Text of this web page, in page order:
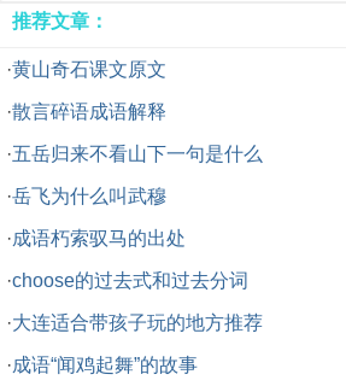
推荐文章：
·黄山奇石课文原文
·散言碎语成语解释
·五岳归来不看山下一句是什么
·岳飞为什么叫武穆
·成语朽索驭马的出处
·choose的过去式和过去分词
·大连适合带孩子玩的地方推荐
·成语“闻鸡起舞”的故事